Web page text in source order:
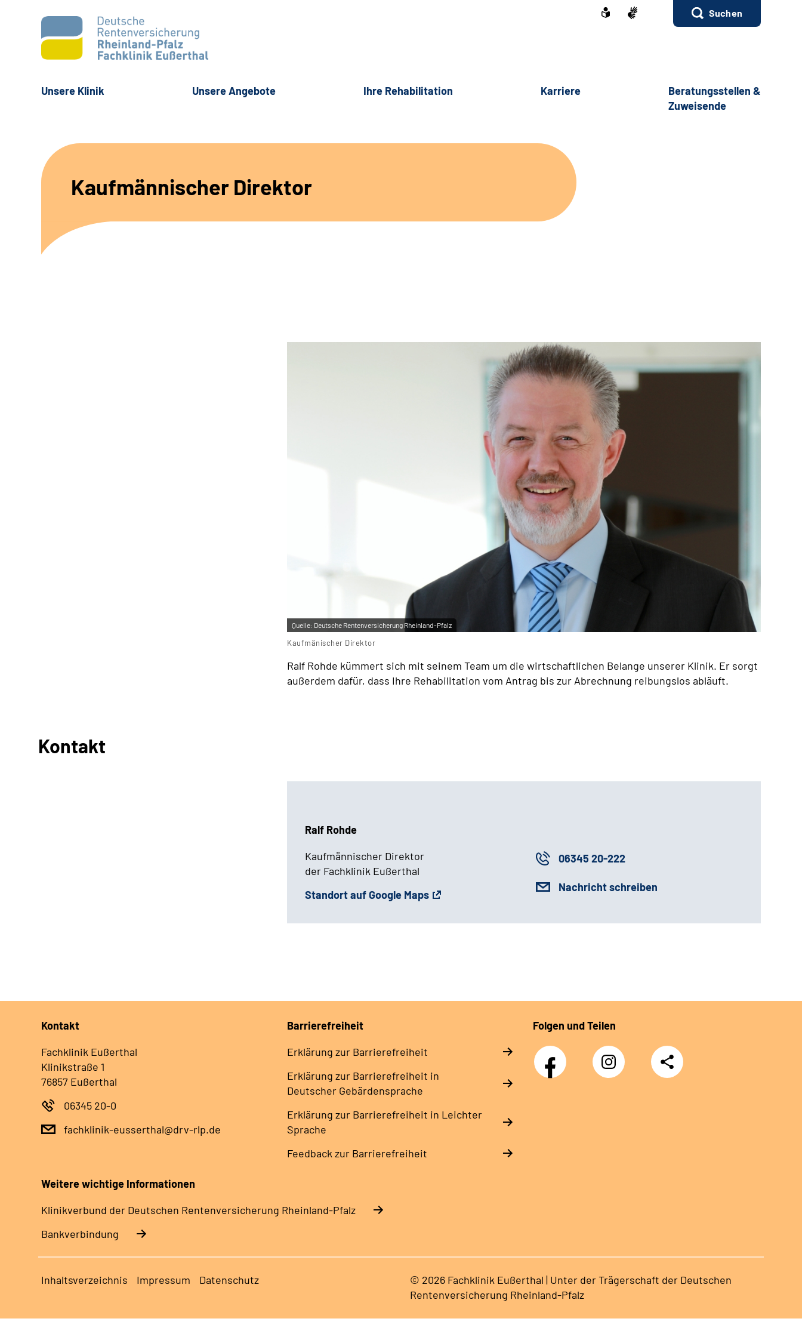
Suchen
Unsere Klinik Unsere Angebote Ihre Rehabilitation Karriere
Beratungsstellen &
Zuweisende
Kaufmännischer Direktor
Quelle: Deutsche Rentenversicherung Rheinland-Pfalz
Kaufmänischer Direktor
Ralf Rohde kümmert sich mit seinem Team um die wirtschaftlichen Belange unserer Klinik. Er sorgt
außerdem dafür, dass Ihre Rehabilitation vom Antrag bis zur Abrechnung reibungslos abläuft.
Kontakt
Ralf Rohde
Kaufmännischer Direktor
der Fachklinik Eußerthal
Standort auf Google Maps
06345 20-222
Nachricht schreiben
Kontakt
Fachklinik Eußerthal
Klinikstraße 1
76857 Eußerthal
06345 20-0
fachklinik-eusserthal@drv-rlp.de
Barrierefreiheit
Erklärung zur Barrierefreiheit
Erklärung zur Barrierefreiheit in
Deutscher Gebärdensprache
Erklärung zur Barrierefreiheit in Leichter
Sprache
Feedback zur Barrierefreiheit
Folgen und Teilen
Facebook
Instagram
DRV
Nachwuchskräfte
Teilen
Weitere wichtige Informationen
Klinikverbund der Deutschen Rentenversicherung Rheinland-Pfalz
Bankverbindung
Inhaltsverzeichnis Impressum Datenschutz
© 2026 Fachklinik Eußerthal | Unter der Trägerschaft der Deutschen
Rentenversicherung Rheinland-Pfalz